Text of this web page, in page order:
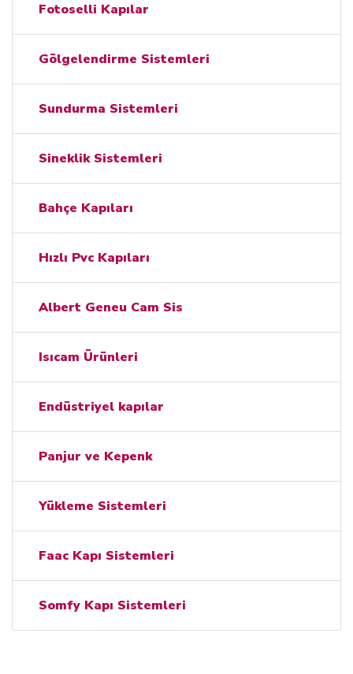
Fotoselli Kapılar
Gölgelendirme Sistemleri
Sundurma Sistemleri
Sineklik Sistemleri
Bahçe Kapıları
Hızlı Pvc Kapıları
Albert Geneu Cam Sis
Isıcam Ürünleri
Endüstriyel kapılar
Panjur ve Kepenk
Yükleme Sistemleri
Faac Kapı Sistemleri
Somfy Kapı Sistemleri